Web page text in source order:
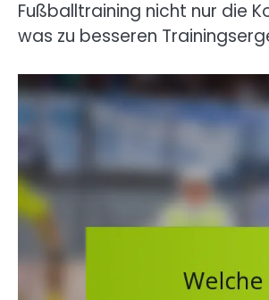
Fußballtraining nicht nur die
was zu besseren